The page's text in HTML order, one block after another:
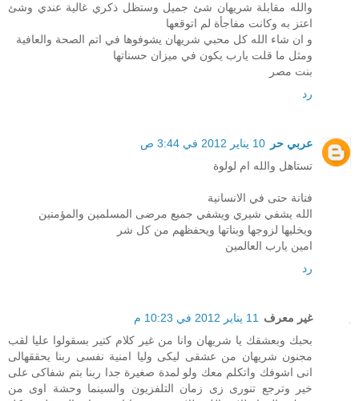
والله مقابلة شريهان شئ جميل وستظل ذكري غالية عندي وشئ
اعتز به وكانت مفاجأة لم اتوقعها
و ان شاء الله كل محبي شريهان يشوفوها في اتم الصحة والعافية
ومثل ما قلت يارب يكون في ميزان حسناتها
بنت مصر
رد
عربي حر
10 يناير 2012 في 3:44 ص
تستاهل والله ام لولوة
فنانة حتى في الانسانية
الله يشفي شيري ويشفي جميع مرضى المسلمين والمؤمنين
ويخليها لزوجها وبناتها ويحفظهم من كل شر
امين يارب العالمين
رد
غير معرف
11 يناير 2012 في 10:23 م
بحبك وبعشقك يا شريهان وانا من غير كلام كتير بسقولوا عليا لقب
مجنون شريهان من عشقى ليكى وليا امنية نفسى ربنا يحققهالى
انى اشوفك واتكلم معك ولو لمدة صغيرة جدا ربنا بتم شفاكى على
خير وترجع تنورى زى زمان التلفزيون والسينما وحشة اوى من